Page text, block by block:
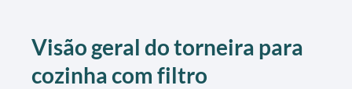
Visão geral do torneira para
cozinha com filtro